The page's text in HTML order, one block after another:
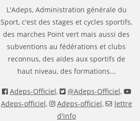
L'Adeps, Administration générale du
Sport, c'est des stages et cycles sportifs,
des marches Point vert mais aussi des
subventions au fédérations et clubs
reconnus, des aides aux sportifs de
haut niveau, des formations...
Adeps-Officiel, @Adeps-Officiel,
Adeps-officiel, Adeps-officiel,
lettre
d'info